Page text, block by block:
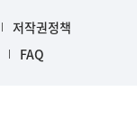
저작권정책
FAQ